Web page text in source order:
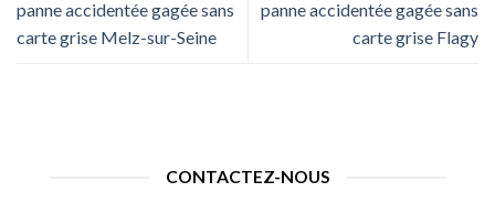
panne accidentée gagée sans
carte grise Melz-sur-Seine
panne accidentée gagée sans
carte grise Flagy
CONTACTEZ-NOUS